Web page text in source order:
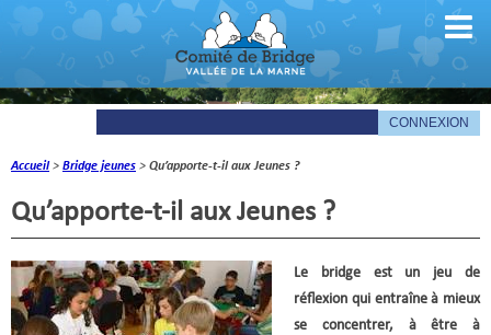
Organigramme
Le mot du président
Les documents du comité
Accueil> Bridge jeunes > Qu’apporte-t-il aux Jeunes ?
Qu’apporte-t-il aux Jeunes ?
Le bridge est un jeu de
réflexion qui entraîne à mieux
se concentrer, à être à